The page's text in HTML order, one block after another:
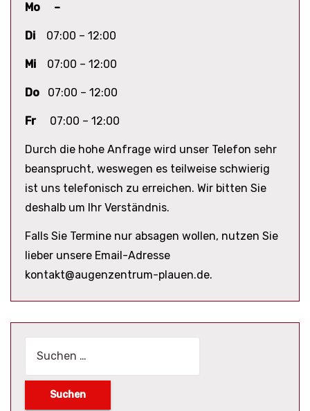
Mo –
Di 07:00 – 12:00
Mi 07:00 – 12:00
Do 07:00 – 12:00
Fr 07:00 – 12:00
Durch die hohe Anfrage wird unser Telefon sehr
beansprucht, weswegen es teilweise schwierig
ist uns telefonisch zu erreichen. Wir bitten Sie
deshalb um Ihr Verständnis.
Falls Sie Termine nur absagen wollen, nutzen Sie
lieber unsere Email-Adresse
kontakt@augenzentrum-plauen.de.